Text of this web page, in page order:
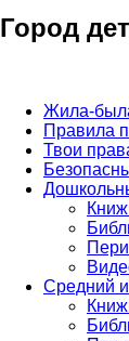
Город
Жила-
Правила
Твои
Средний